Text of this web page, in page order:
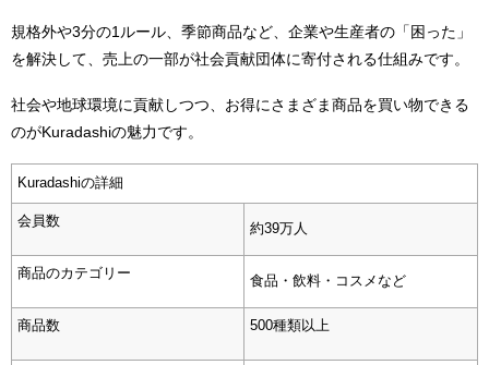
規格外や3分の1 ルール、季節商品など、企業や生産者の「困った」
を解決して、売上の一部が社会貢献団体に寄付される仕組みです。
社会や地球環境に貢献しつつ、お得にさまざま商品を買い物できる
のがKuradashiの魅力です。
Kuradashiの詳細
会員数 約39万人
商品のカテゴリー 食品・飲料・コスメなど
商品数 500種類以上